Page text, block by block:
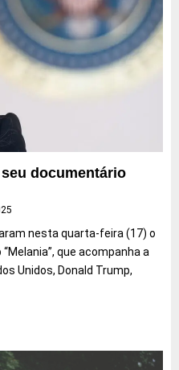
documentário
nesta quarta-feira (17) o
que acompanha a
Unidos, Donald Trump,